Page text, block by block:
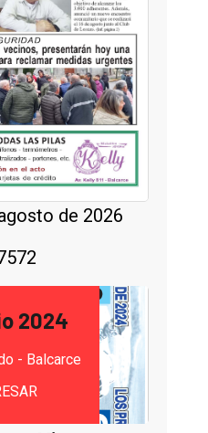
de 2026
2024
- Balcarce